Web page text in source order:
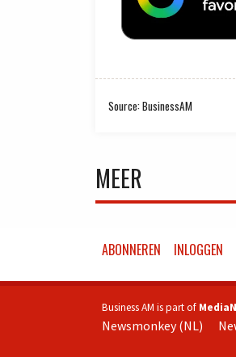
Source: BusinessAM
MEER
ABONNEREN INLOGGEN
Business AM is part of
Newsmonkey (NL)